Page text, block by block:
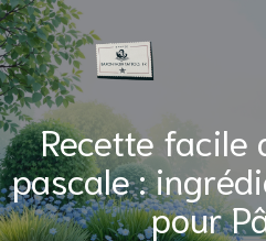
Recette facile
pascale :
pour